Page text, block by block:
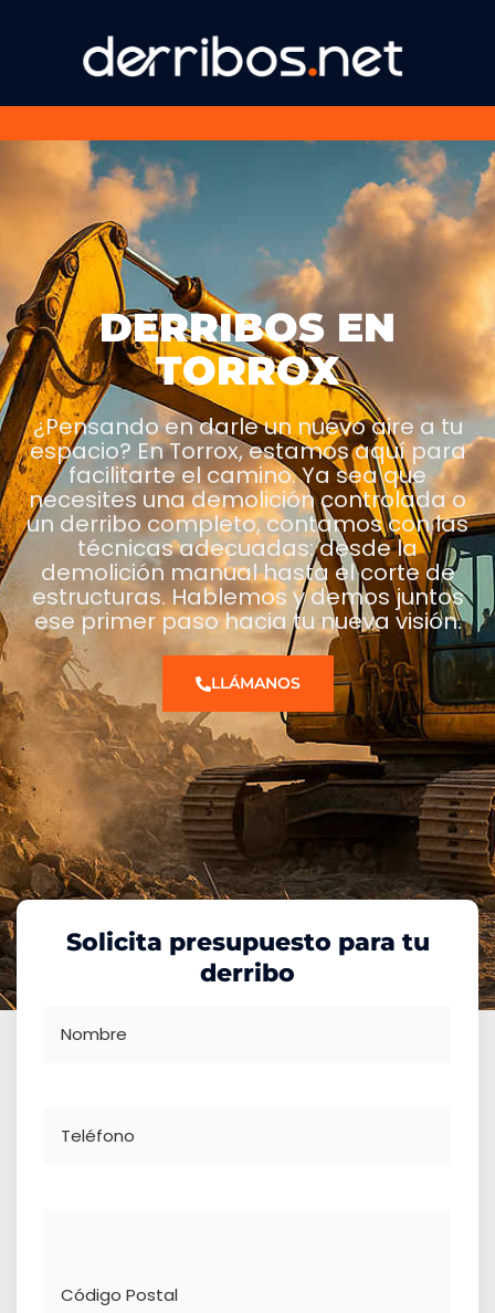
DERRIBOS EN
TORROX
¿Pensando en darle un nuevo aire a tu
espacio? En Torrox, estamos aquí para
facilitarte el camino. Ya sea que
necesites una demolición controlada o
un derribo completo, contamos con las
técnicas adecuadas: desde la
demolición manual hasta el corte de
estructuras. Hablemos y demos juntos
ese primer paso hacia tu nueva visión.
LLÁMANOS
Solicita presupuesto para tu
derribo